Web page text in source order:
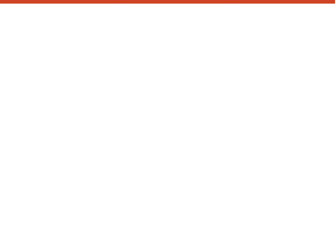
이벤트를 통해 합리적인 가격에 수강할 수 있었고 강의의 질 또한 우수하여...
경영학 이○헌